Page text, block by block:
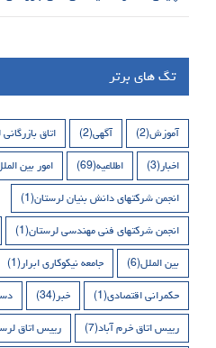
تگ های برتر
آموزش(2) آگهی(2) اتاق
اخبار(3) اطلاعیه(69) امور بین
انجمن شرکتهای دانش بنیان لرستان(1)
انجمن شرکتهای فنی مهندسی لرستان(1)
بین الملل(6) جامعه نیکوکاری ابرار(1)
حکمرانی اقتصادی(1) خبر(34)
رییس اتاق خرم آباد(7) رییس اتاق